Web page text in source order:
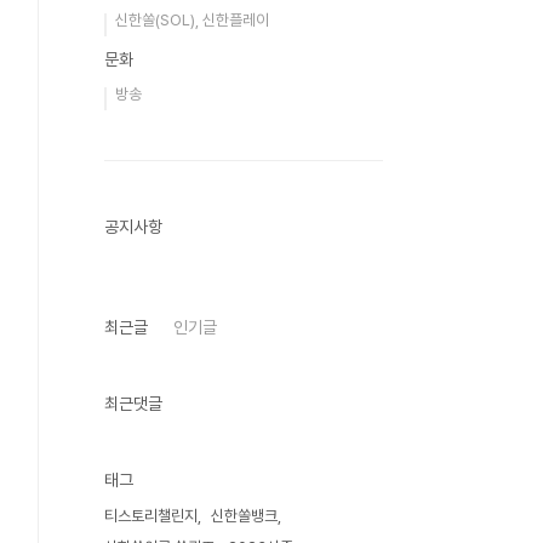
신한쏠(SOL), 신한플레이
문화
방송
공지사항
최근글 인기글
최근댓글
태그
티스토리챌린지
신한쏠뱅크